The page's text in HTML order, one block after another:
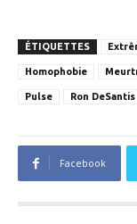
ÉTIQUETTES
Homophobie
Pulse Ron DeSantis
Facebook